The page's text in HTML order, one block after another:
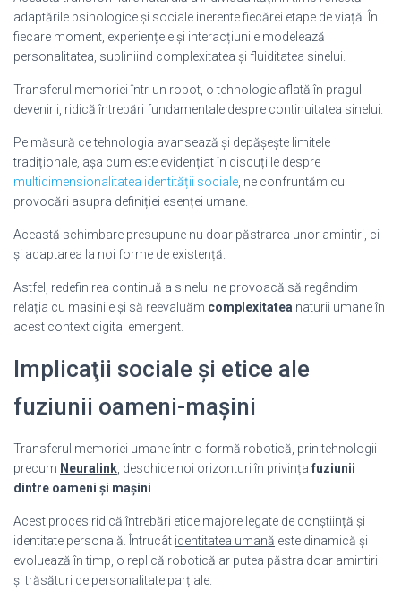
adaptările psihologice și sociale inerente fiecărei etape de viață. În
fiecare moment, experiențele și interacțiunile modelează
personalitatea, subliniind complexitatea și fluiditatea sinelui.
Transferul memoriei într-un robot, o tehnologie aflată în pragul
devenirii, ridică întrebări fundamentale despre continuitatea sinelui.
Pe măsură ce tehnologia avansează și depășește limitele
tradiționale, așa cum este evidențiat în discuțiile despre
multidimensionalitatea identității sociale , ne confruntăm cu
provocări asupra definiției esenței umane.
Această schimbare presupune nu doar păstrarea unor amintiri, ci
și adaptarea la noi forme de existență.
Astfel, redefinirea continuă a sinelui ne provoacă să regândim
relația cu mașinile și să reevaluăm complexitatea naturii umane în
acest context digital emergent.
Implicaţii sociale şi etice ale
fuziunii oameni-maşini
Transferul memoriei umane într-o formă robotică, prin tehnologii
precum Neuralink , deschide noi orizonturi în privința fuziunii
dintre oameni și mașini
Acest proces ridică întrebări etice majore legate de conștiință și
identitate personală. Întrucât identitatea umană este dinamică și
evoluează în timp, o replică robotică ar putea păstra doar amintiri
și trăsături de personalitate parțiale.